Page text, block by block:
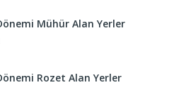
Mühür Alan Yerler
Rozet Alan Yerler